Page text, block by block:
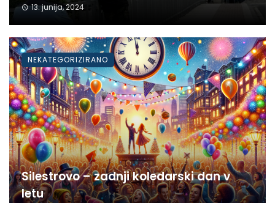
13. junija, 2024
Silestrovo – zadnji koledarski dan v
letu
NEKATEGORIZIRANO